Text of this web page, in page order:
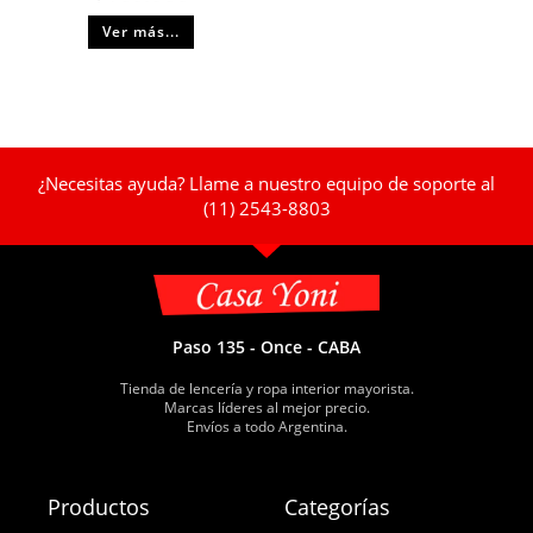
Ver más...
¿Necesitas ayuda? Llame a nuestro equipo de soporte al
(11) 2543-8803
Paso 135 - Once - CABA
Tienda de lencería y ropa interior mayorista.
Marcas líderes al mejor precio.
Envíos a todo Argentina.
Productos Categorías